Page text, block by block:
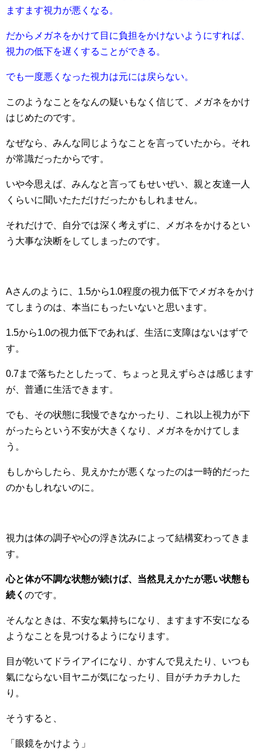
ますます視力が悪くなる。
だからメガネをかけて目に負担をかけないようにすれば、
視力の低下を遅くすることができる。
でも一度悪くなった視力は元には戻らない。
このようなことをなんの疑いもなく信じて、メガネをかけ
はじめたのです。
なぜなら、みんな同じようなことを言っていたから。それ
が常識だったからです。
いや今思えば、みんなと言ってもせいぜい、親と友達一人
くらいに聞いたただけだったかもしれません。
それだけで、自分では深く考えずに、メガネをかけるとい
う大事な決断をしてしまったのです。
Aさんのように、1.5から1.0程度の視力低下でメガネをかけ
てしまうのは、本当にもったいないと思います。
1.5から1.0の視力低下であれば、生活に支障はないはずで
す。
0.7まで落ちたとしたって、ちょっと見えずらさは感じます
が、普通に生活できます。
でも、その状態に我慢できなかったり、これ以上視力が下
がったらという不安が大きくなり、メガネをかけてしま
う。
もしからしたら、見えかたが悪くなったのは一時的だった
のかもしれないのに。
視力は体の調子や心の浮き沈みによって結構変わってきま
す。
心と体が不調な状態が続けば、当然見えかたが悪い状態も
続く のです。
そんなときは、不安な氣持ちになり、ますます不安になる
ようなことを見つけるようになります。
目が乾いてドライアイになり、かすんで見えたり、いつも
氣にならない目ヤニが気になったり、目がチカチカした
り。
そうすると、
「眼鏡をかけよう」